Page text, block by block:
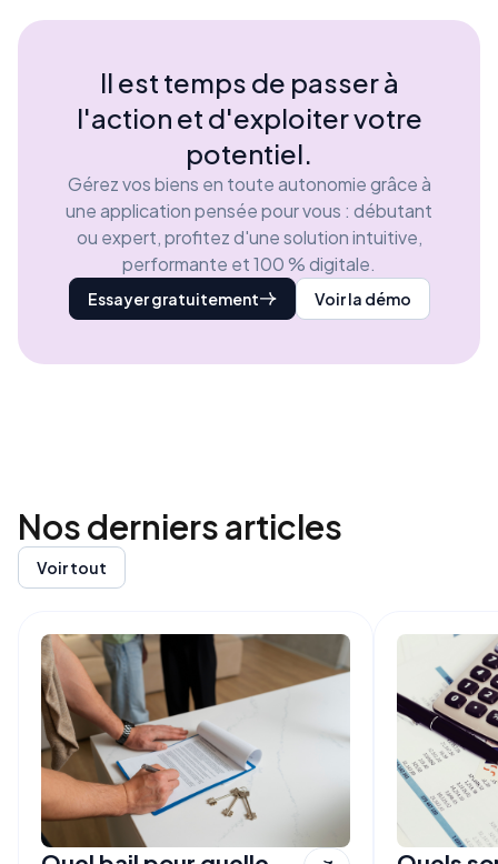
Il est temps de passer à
l'action et d'exploiter votre
potentiel.
Gérez vos biens en toute autonomie grâce à
une application pensée pour vous : débutant
ou expert, profitez d'une solution intuitive,
performante et 100 % digitale.
Essayer gratuitement Voir la démo
Nos derniersarticles
Voir tout